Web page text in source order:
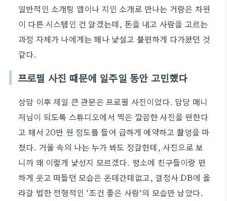
일반적인 소개팅 앱이나 지인 소개로 만나는 거랑은 차원
이 다른 시스템인 건 알겠는데, 돈을 내고 사람을 고르는
과정 자체가 나에게는 꽤나 낯설고 불편하게 다가왔던 것
같다.
프로필 사진 때문에 일주일 동안 고민했다
상담 이후 제일 큰 관문은 프로필 사진이었다. 담당 매니
저님이 되도록 스튜디오에서 찍은 깔끔한 사진을 원한다
고 해서 20만 원 정도를 들여 급하게 예약하고 촬영을 마
쳤다. 거울 속의 나는 누가 봐도 정갈한데, 사진으로 보
니까 왜 이렇게 낯선지 모르겠다. 평소에 친구들이랑 편
하게 웃고 떠들던 모습은 온데간데없고, 결정사 DB에 올
라갈 법한 전형적인 ‘조건 좋은 사람’의 모습만 남았다.